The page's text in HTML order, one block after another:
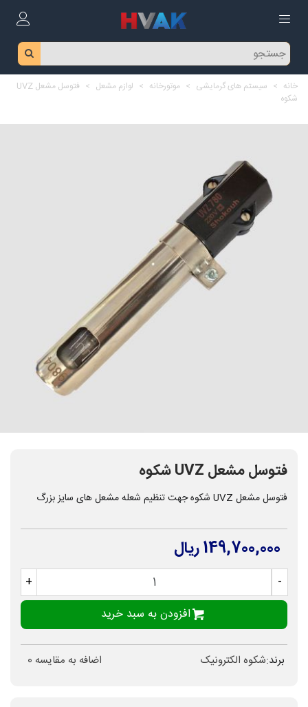
خانه > سیستم های گرمایشی > موتورخانه > لوازم مشعل >
فتوسل مشعل UVZ
شکوه
فتوسل مشعل UVZ شکوه
فتوسل مشعل UVZ شکوه جهت تنظیم شعله مشعل های سایز بزرگ
149,700,000 ریال
-
+
افزودن به سبد خرید
برند:شکوه الکترونیک اضافه به مقایسه 0